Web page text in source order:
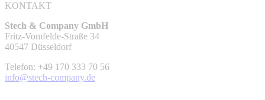
KONTAKT
Stech & Company GmbH
Fritz-Vomfelde-Straße 34
40547 Düsseldorf
Telefon: +49 170 333 70 56
info@stech-company.de